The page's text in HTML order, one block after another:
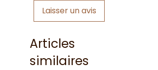
Laisser un avis
Articles
similaires